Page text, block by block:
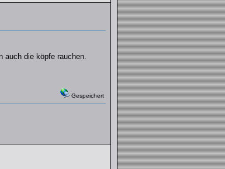
auch die köpfe rauchen.
Gespeichert